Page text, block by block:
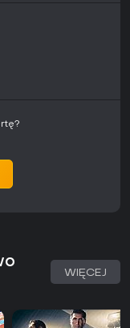
WIĘCEJ